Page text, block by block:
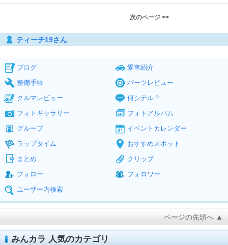
次のページ >>
ティーチ19さん
ブログ
愛車紹介
整備手帳
パーツレビュー
クルマレビュー
何シテル？
フォトギャラリー
フォトアルバム
グループ
イベントカレンダー
ラップタイム
おすすめスポット
まとめ
クリップ
フォロー
フォロワー
ユーザー内検索
ページの先頭へ ▲
みんカラ 人気のカテゴリ